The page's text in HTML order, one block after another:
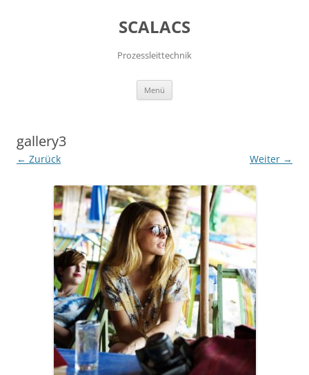
SCALACS
Prozessleittechnik
Menü
gallery3
← Zurück Weiter →